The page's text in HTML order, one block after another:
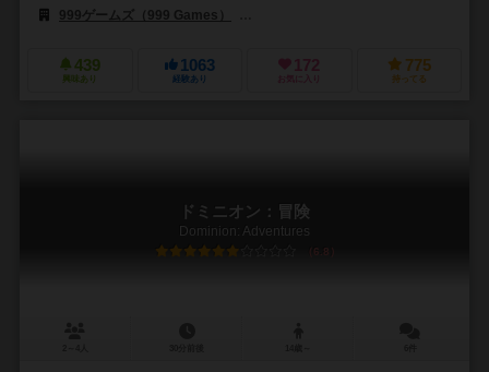
999ゲームズ（999 Games）
439
興味あり
1063
経験あり
172
お気に入り
775
持ってる
ドミニオン：冒険
Dominion: Adventures
6.8